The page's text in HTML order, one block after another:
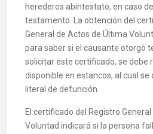
herederos abintestato, en caso
testamento. La obtención del
General de Actos de Última
para saber si el causante otorgó
solicitar este certificado, se debe
disponible en estancos, al cual
literal de defunción.
El certificado del Registro
Voluntad indicará si la persona